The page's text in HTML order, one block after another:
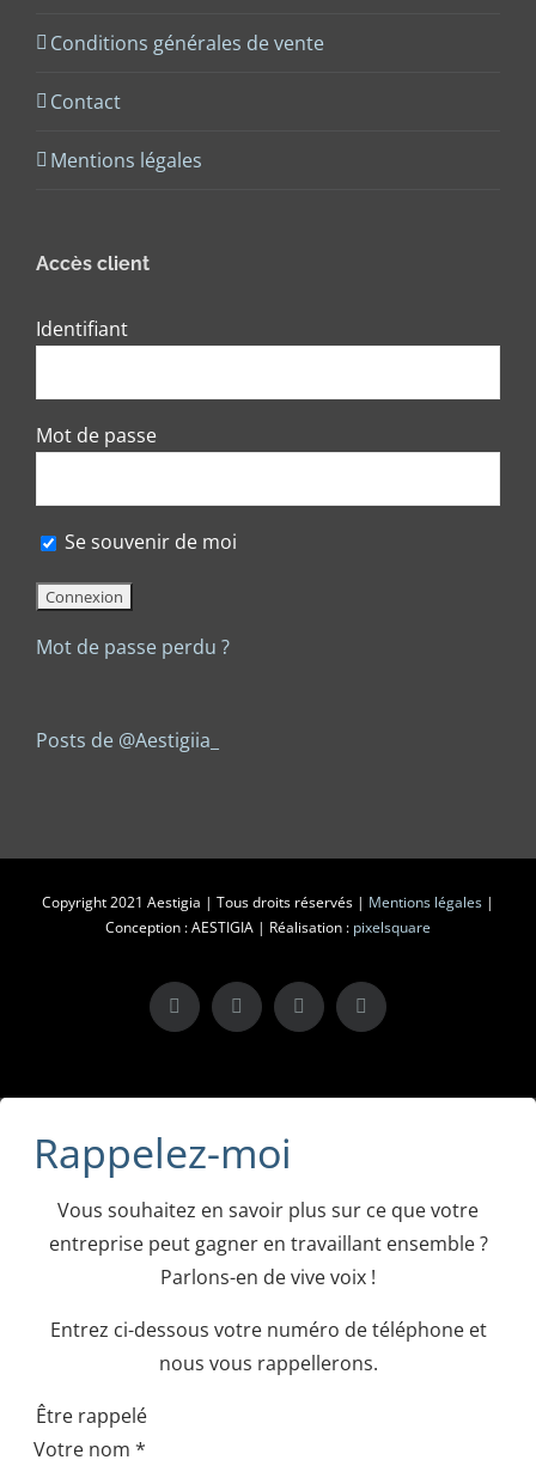
Conditions générales de vente
Contact
Mentions légales
Accès client
Identifiant
Mot de passe
Se souvenir de moi
Mot de passe perdu ?
Posts de @Aestigiia_
Copyright 2021 Aestigia | Tous droits réservés | Mentions légales |
Conception : AESTIGIA | Réalisation : pixelsquare
X LinkedInInstagramFacebook
Rappelez-moi
Vous souhaitez en savoir plus sur ce que votre
entreprise peut gagner en travaillant ensemble ?
Parlons-en de vive voix !
Entrez ci-dessous votre numéro de téléphone et
nous vous rappellerons.
Être rappelé
Votre nom *